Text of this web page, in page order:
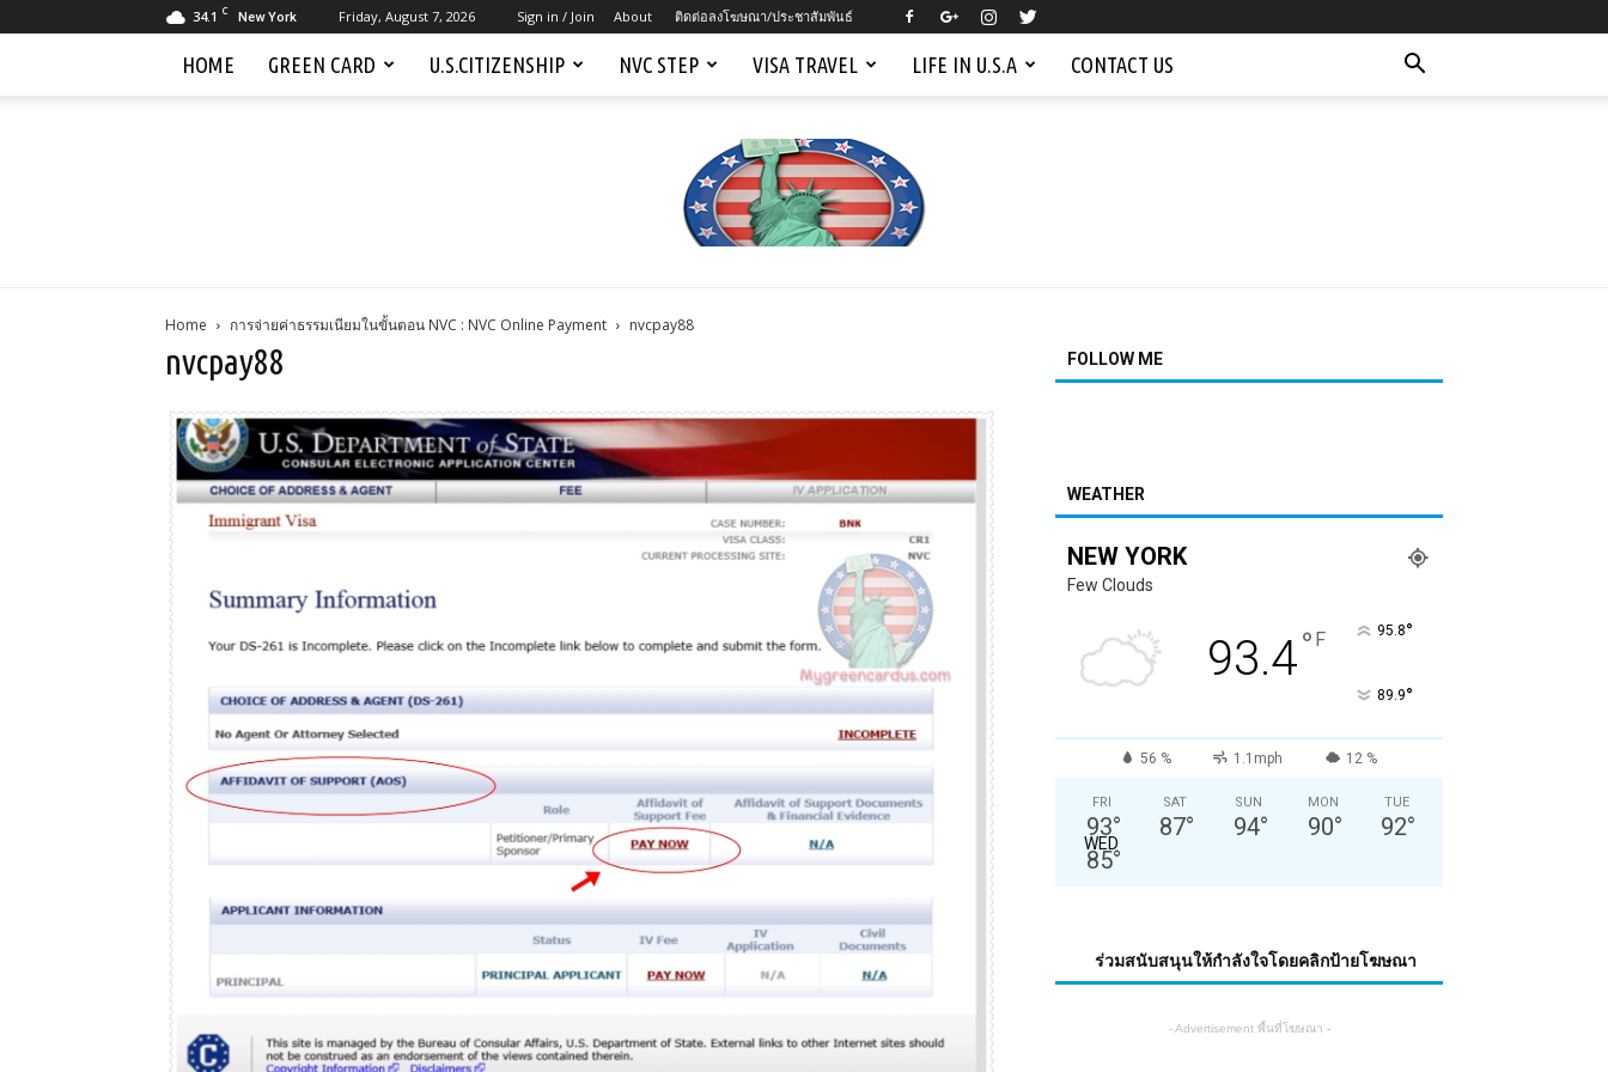
34.1 C New York Friday, August 7, 2026 Sign in / Join About ติดต่อลงโฆษณา/ประชาสัมพันธ์
HOME GREEN CARD U.S.CITIZENSHIP NVC STEP VISA TRAVEL LIFE IN U.S.A CONTACT US
Home การจ่ายค่าธรรมเนียมในขั้นตอน NVC : NVC Online Payment nvcpay88
nvcpay88 FOLLOW ME
WEATHER
NEW YORK
Few Clouds
93.4° F 95.8°
89.9°
56 % 1.1mph 12 %
FRI
93°
SAT
87°
SUN
94°
MON
90°
TUE
92°
WED
85°
ร่วมสนับสนุนให้กำลังใจโดยคลิกป้ายโฆษณา
- Advertisement พื้นที่โฆษณา -